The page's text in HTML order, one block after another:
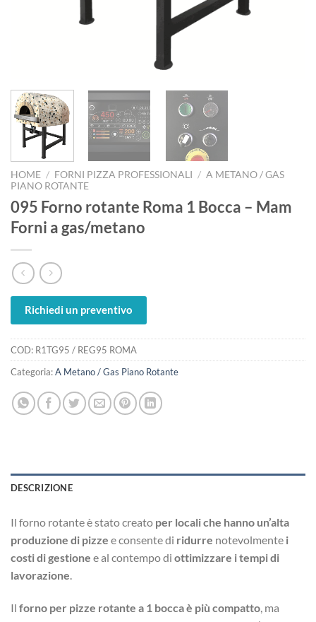
HOME / FORNI PIZZA PROFESSIONALI / A METANO / GAS
PIANO ROTANTE
095 Forno rotante Roma 1 Bocca – Mam
Forni a gas/metano
Richiedi un preventivo
COD: R1TG95 / REG95 ROMA
Categoria:A Metano / Gas Piano Rotante
DESCRIZIONE
Il forno rotante è stato creato per locali che hanno un’alta
produzione di pizze e consente di ridurre notevolmente i
costi di gestione e al contempo di ottimizzare i tempi di
lavorazione
Il forno per pizze rotante a 1 bocca è più compatto , ma